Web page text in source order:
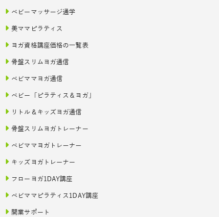
ベビーマッサージ通学
美ママピラティス
ヨガ資格講座価格の一覧表
骨盤スリムヨガ通信
ベビママヨガ通信
ベビー「ピラティス＆ヨガ」
リトル＆キッズヨガ通信
骨盤スリムヨガトレーナー
ベビママヨガトレーナー
キッズヨガトレーナー
フローヨガ1DAY講座
ベビママピラティス1DAY講座
開業サポート